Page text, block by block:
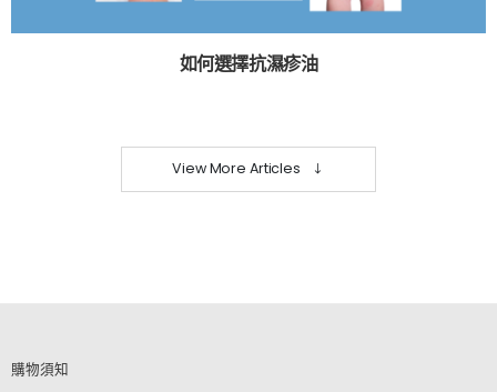
如何選擇抗濕疹油
View More Articles
購物須知